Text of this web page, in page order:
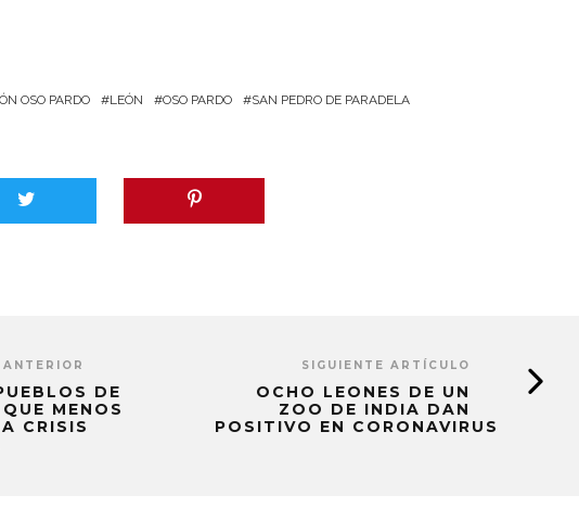
OSO PARDO LEÓN OSO PARDO SAN PEDRO DE PARADELA
DE
MENOS
CRISIS
SIGUIENTE ARTÍCULO
OCHO LEONES DE UN
ZOO DE INDIA DAN
POSITIVO EN CORONAVIRUS